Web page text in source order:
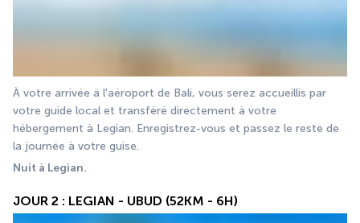
À votre arrivée à l'aéroport de Bali, vous serez accueillis par
votre guide local et transféré directement à votre
hébergement à Legian. Enregistrez-vous et passez le reste de
la journée à votre guise.
Nuit à Legian.
JOUR 2 : LEGIAN - UBUD (52KM - 6H)